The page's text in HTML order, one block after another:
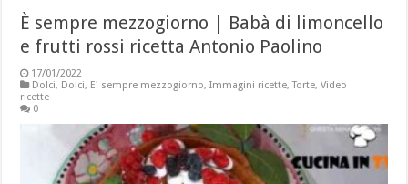
È sempre mezzogiorno | Babà di limoncello
e frutti rossi ricetta Antonio Paolino
17/01/2022
Dolci, Dolci, E' sempre mezzogiorno,Immagini ricette,Torte,Video
ricette
0